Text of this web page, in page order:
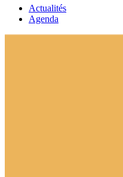
Actualités
Agenda